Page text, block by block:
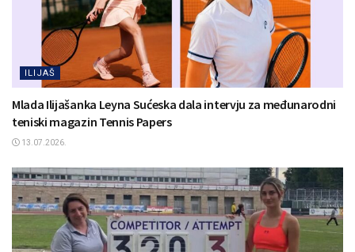
ILIJAŠ
Mlada Ilijašanka Leyna Sućeska dala intervju za međunarodni
teniski magazin Tennis Papers
13.07.2026.